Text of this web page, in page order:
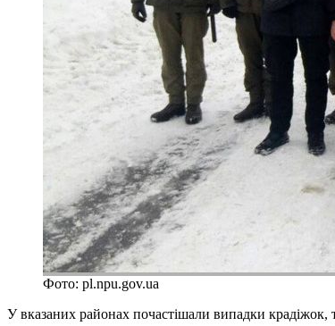
Фото: pl.npu.gov.ua
У вказаних районах почастішали випадки крадіжок,